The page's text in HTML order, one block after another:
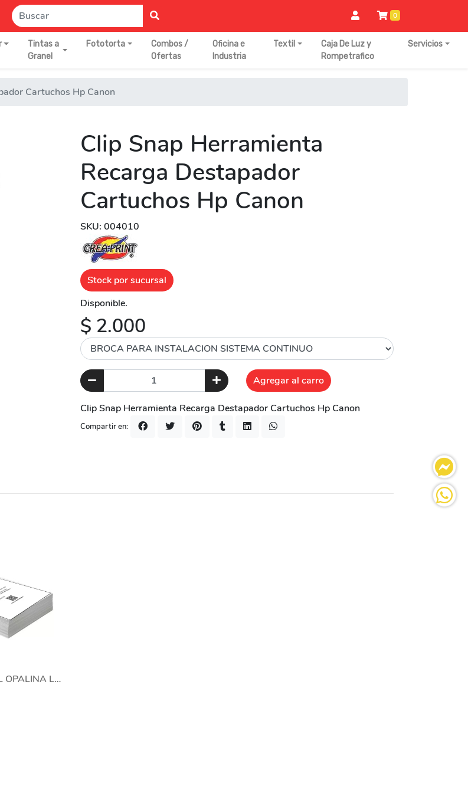
0
Tintas a
Granel
Fototorta
Combos /
Ofertas
Oficina e
Industria
Textil
Caja De Luz y
Rompetrafico
Servicios
Cartuchos Hp Canon
Clip Snap Herramienta
Recarga Destapador
Cartuchos Hp Canon
SKU: 004010
Stock por sucursal
Disponible.
$ 2.000
Agregar al carro
Clip Snap Herramienta Recarga Destapador Cartuchos Hp Canon
Compartir en:
RESMA DE PAPEL OPALINA LISA 200GRS 50 HOJAS